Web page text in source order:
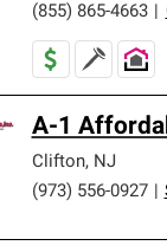
(855) 865-4663
A-1
Clifton, NJ
(973) 556-0927